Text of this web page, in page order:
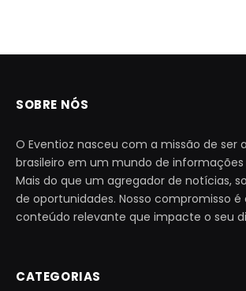
SOBRE NÓS
O Eventioz nasceu com a missão de ser
brasileiro em um mundo de
Mais do que um agregador de notícias,
de oportunidades. Nosso compromisso
conteúdo relevante que impacte o seu
CATEGORIAS